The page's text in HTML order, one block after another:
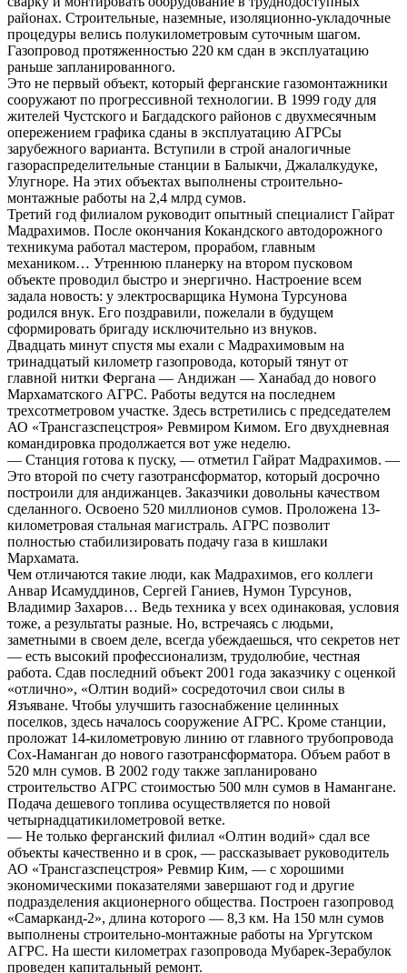
районах. Строительные, наземные, изоляционно-укладочные
процедуры велись полукилометровым суточным шагом.
Газопровод протяженностью 220 км сдан в эксплуатацию
раньше запланированного.
Это не первый объект, который ферганские газомонтажники
сооружают по прогрессивной технологии. В 1999 году для
жителей Чустского и Багдадского районов с двухмесячным
опережением графика сданы в эксплуатацию АГРСы
зарубежного варианта. Вступили в строй аналогичные
газораспределительные станции в Балыкчи, Джалалкудуке,
Улугноре. На этих объектах выполнены строительно-
монтажные работы на 2,4 млрд сумов.
Третий год филиалом руководит опытный специалист Гайрат
Мадрахимов. После окончания Кокандского автодорожного
техникума работал мастером, прорабом, главным
механиком… Утреннюю планерку на втором пусковом
объекте проводил быстро и энергично. Настроение всем
задала новость: у электросварщика Нумона Турсунова
родился внук. Его поздравили, пожелали в будущем
сформировать бригаду исключительно из внуков.
Двадцать минут спустя мы ехали с Мадрахимовым на
тринадцатый километр газопровода, который тянут от
главной нитки Фергана — Андижан — Ханабад до нового
Мархаматского АГРС. Работы ведутся на последнем
трехсотметровом участке. Здесь встретились с председателем
АО «Трансгазспецстроя» Ревмиром Кимом. Его двухдневная
командировка продолжается вот уже неделю.
— Станция готова к пуску, — отметил Гайрат Мадрахимов. —
Это второй по счету газотрансформатор, который досрочно
построили для андижанцев. Заказчики довольны качеством
сделанного. Освоено 520 миллионов сумов. Проложена 13-
километровая стальная магистраль. АГРС позволит
полностью стабилизировать подачу газа в кишлаки
Мархамата.
Чем отличаются такие люди, как Мадрахимов, его коллеги
Анвар Исамуддинов, Сергей Ганиев, Нумон Турсунов,
Владимир Захаров… Ведь техника у всех одинаковая, условия
тоже, а результаты разные. Но, встречаясь с людьми,
заметными в своем деле, всегда убеждаешься, что секретов нет
— есть высокий профессионализм, трудолюбие, честная
работа. Сдав последний объект 2001 года заказчику с оценкой
«отлично», «Олтин водий» сосредоточил свои силы в
Язъяване. Чтобы улучшить газоснабжение целинных
поселков, здесь началось сооружение АГРС. Кроме станции,
проложат 14-километровую линию от главного трубопровода
Сох-Наманган до нового газотрансформатора. Объем работ в
520 млн сумов. В 2002 году также запланировано
строительство АГРС стоимостью 500 млн сумов в Намангане.
Подача дешевого топлива осуществляется по новой
четырнадцатикилометровой ветке.
— Не только ферганский филиал «Олтин водий» сдал все
объекты качественно и в срок, — рассказывает руководитель
АО «Трансгазспецстроя» Ревмир Ким, — с хорошими
экономическими показателями завершают год и другие
подразделения акционерного общества. Построен газопровод
«Самарканд-2», длина которого — 8,3 км. На 150 млн сумов
выполнены строительно-монтажные работы на Ургутском
АГРС. На шести километрах газопровода Мубарек-Зерабулок
проведен капитальный ремонт.